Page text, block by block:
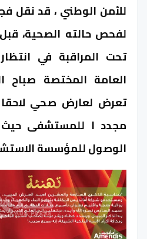
للأمن الوطني ، قد نقل
لفحص حالته الصحية،
تحت المراقبة في
العامة المختصة صباح
تعرض لعارض صحي
مجدد ا للمستشفى حيث
الوصول للمؤسسة